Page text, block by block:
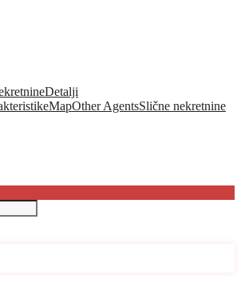
Detalji
MapOther AgentsSlične nekretnine